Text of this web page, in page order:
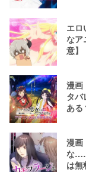
エロ
なア
意】
漫画
タバ
ある
漫画
な
は無